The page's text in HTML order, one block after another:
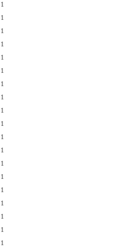
1
1
1
1
1
1
1
1
1
1
1
1
1
1
1
1
1
1
1